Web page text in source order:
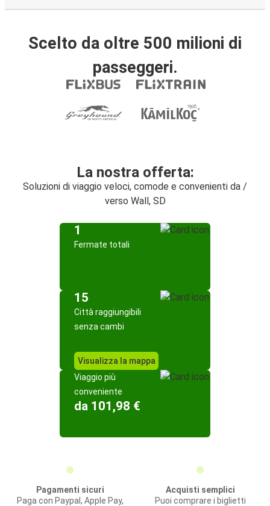
Scelto da oltre 500 milioni di
passeggeri.
La nostra offerta:
Soluzioni di viaggio veloci, comode e convenienti da /
verso Wall, SD
1
Fermate totali
15
Città raggiungibili
senza cambi
Visualizza la mappa
Viaggio più
conveniente
da 101,98 €
Pagamenti sicuri
Paga con Paypal, Apple Pay,
Acquisti semplici
Puoi comprare i biglietti